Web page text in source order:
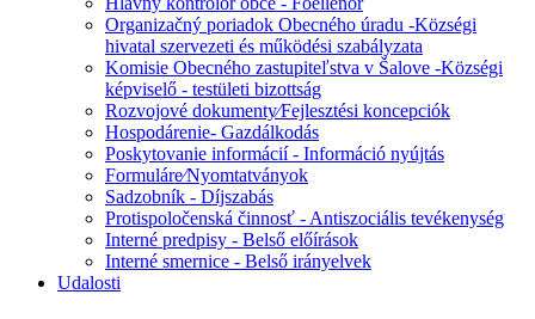
Organizačný poriadok Obecného úradu -Községi
hivatal szervezeti és működési szabályzata
Komisie Obecného zastupiteľstva v Šalove -Községi
képviselő - testületi bizottság
Rozvojové dokumenty⁄Fejlesztési koncepciók
Hospodárenie- Gazdálkodás
Poskytovanie informácií - Információ nyújtás
Formuláre⁄Nyomtatványok
Sadzobník - Díjszabás
Protispoločenská činnosť - Antiszociális tevékenység
Interné predpisy - Belső előírások
Interné smernice - Belső irányelvek
Udalosti